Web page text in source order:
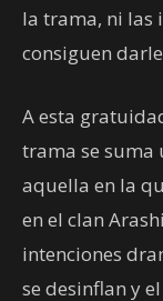
la trama, ni las
consiguen
A esta
trama se suma
aquella en la
en el clan
intenciones
se desinflan y